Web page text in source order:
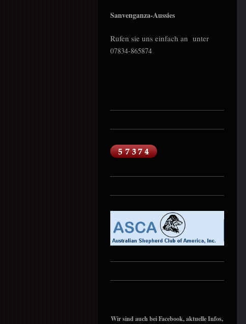
Sanvenganza-Aussies
Rufen sie uns einfach an unter
07834-865874
Wir sind auch bei Facebook, aktuelle Infos,